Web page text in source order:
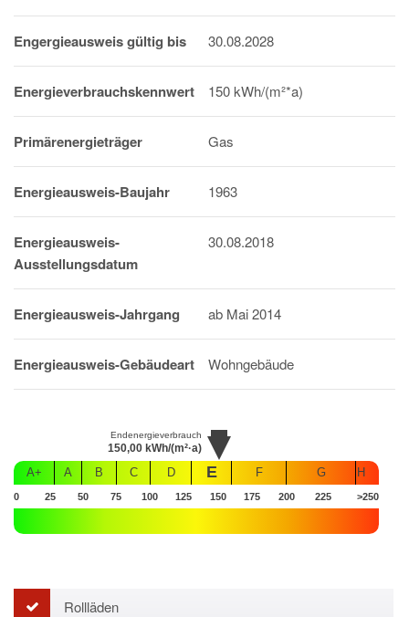
Engergieausweis gültig bis 30.08.2028
Energieverbrauchskennwert 150 kWh/(m²*a)
Primärenergieträger Gas
Energieausweis-Baujahr 1963
Energieausweis-
Ausstellungsdatum
30.08.2018
Energieausweis-Jahrgang ab Mai 2014
Energieausweis-Gebäudeart Wohngebäude
Endenergieverbrauch
150,00 kWh/(m²·a)
A+
A B C D E F G H
0 25 50 75 100 125 150 175 200 225 >250
Rollläden